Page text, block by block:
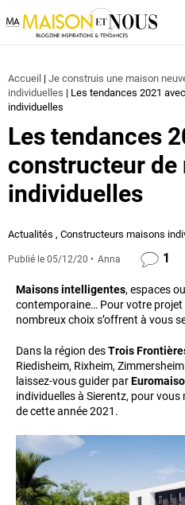
Ma Maison et Nous
Accueil | Je construis une maison
individuelles | Les tendances 2021
individuelles
Les tendances
constructeur de
individuelles
Actualités , Constructeurs maisons
Publié le 05/12/20 Anna 1
Maisons intelligentes, espaces
contemporaine… Pour votre
nombreux choix s’offrent à vous
Dans la région desTrois
Riedisheim, Rixheim,
laissez-vous guider par
individuelles à Sierentz, pour
de cette année 2021.